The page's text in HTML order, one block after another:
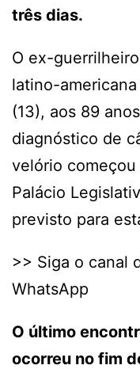
três dias.
O ex-
latino-
(13), aos 89
diagnóstico de
velório
Palácio
previsto para
>> Siga o canal
WhatsApp
O último
ocorreu no fim